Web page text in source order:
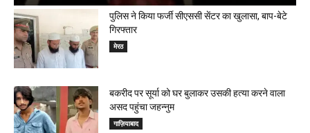
पुलिस ने किया फर्जी सीएससी सेंटर का खुलासा, बाप-बेटे
गिरफ्तार
मेरठ
बकरीद पर सूर्या को घर बुलाकर उसकी हत्या करने वाला
असद पहुंचा जहन्नुम
गाज़ियाबाद